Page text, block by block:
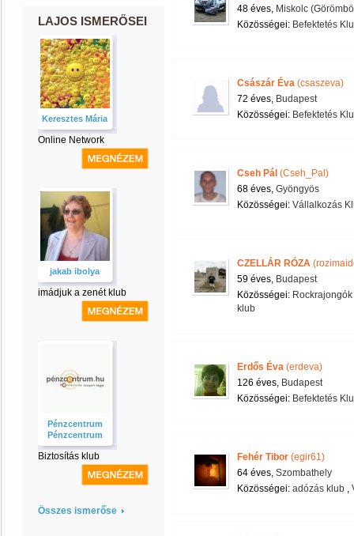
LAJOS ISMERŐSEI
Keresztes Mária
Online Network
jakab ibolya
imádjuk a zenét klub
Pénzcentrum
Pénzcentrum
Biztosítás klub
Összes ismerőse
48 éves, Miskolc
Közösségei: Befektetés
Császár Éva (csaszeva)
72 éves, Budapest
Közösségei: Befektetés
Cseh Pál (Cseh_Pal)
68 éves, Gyöngyös
Közösségei: Vállalkozás
CZELLÁR RÓZA
59 éves, Budapest
Közösségei:
klub
Erdős Éva (erdeva)
126 éves, Budapest
Közösségei: Befektetés
Fehér Tibor (egir61)
64 éves, Szombathely
Közösségei: adózás klub ,